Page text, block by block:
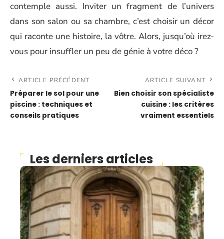
contemple aussi. Inviter un fragment de l’univers
dans son salon ou sa chambre, c’est choisir un décor
qui raconte une histoire, la vôtre. Alors, jusqu’où irez-
vous pour insuffler un peu de génie à votre déco ?
ARTICLE PRÉCÉDENT
Préparer le sol pour une
piscine : techniques et
conseils pratiques
ARTICLE SUIVANT
Bien choisir son spécialiste
cuisine : les critères
vraiment essentiels
Les derniers articles